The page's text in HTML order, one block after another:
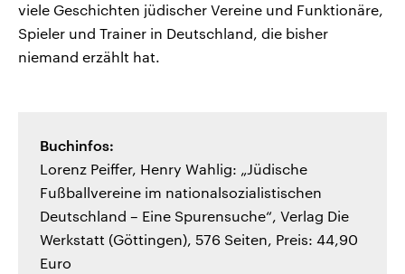
viele Geschichten jüdischer Vereine und Funktionäre,
Spieler und Trainer in Deutschland, die bisher
niemand erzählt hat.
Buchinfos:
Lorenz Peiffer, Henry Wahlig: „Jüdische
Fußballvereine im nationalsozialistischen
Deutschland – Eine Spurensuche“, Verlag Die
Werkstatt (Göttingen), 576 Seiten, Preis: 44,90
Euro